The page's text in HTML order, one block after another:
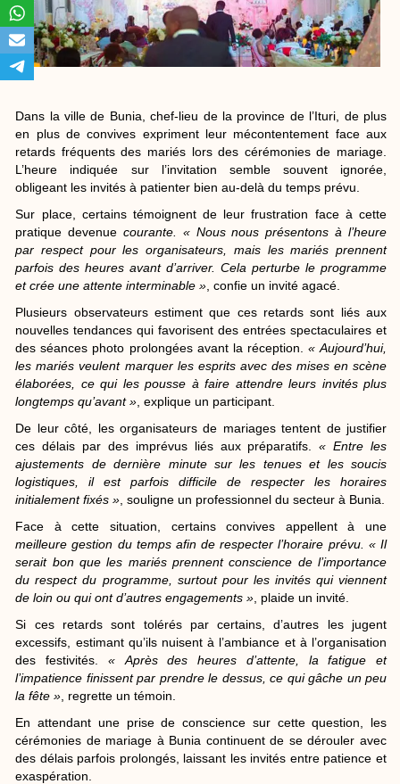
Dans la ville de Bunia, chef-lieu de la province de l’Ituri, de plus
en plus de convives expriment leur mécontentement face aux
retards fréquents des mariés lors des cérémonies de mariage.
L’heure indiquée sur l’invitation semble souvent ignorée,
obligeant les invités à patienter bien au-delà du temps prévu.
Sur place, certains témoignent de leur frustration face à cette
pratique devenue courante. « Nous nous présentons à l’heure
par respect pour les organisateurs, mais les mariés prennent
parfois des heures avant d’arriver. Cela perturbe le programme
et crée une attente interminable » , confie un invité agacé.
Plusieurs observateurs estiment que ces retards sont liés aux
nouvelles tendances qui favorisent des entrées spectaculaires et
des séances photo prolongées avant la réception. « Aujourd’hui,
les mariés veulent marquer les esprits avec des mises en scène
élaborées, ce qui les pousse à faire attendre leurs invités plus
longtemps qu’avant » , explique un participant.
De leur côté, les organisateurs de mariages tentent de justifier
ces délais par des imprévus liés aux préparatifs.« Entre les
ajustements de dernière minute sur les tenues et les soucis
logistiques, il est parfois difficile de respecter les horaires
initialement fixés » , souligne un professionnel du secteur à Bunia.
Face à cette situation, certains convives appellent à une
meilleure gestion du temps afin de respecter l’horaire prévu. « Il
serait bon que les mariés prennent conscience de l’importance
du respect du programme, surtout pour les invités qui viennent
de loin ou qui ont d’autres engagements » , plaide un invité.
Si ces retards sont tolérés par certains, d’autres les jugent
excessifs, estimant qu’ils nuisent à l’ambiance et à l’organisation
des festivités. « Après des heures d’attente, la fatigue et
l’impatience finissent par prendre le dessus, ce qui gâche un peu
la fête » , regrette un témoin.
En attendant une prise de conscience sur cette question, les
cérémonies de mariage à Bunia continuent de se dérouler avec
des délais parfois prolongés, laissant les invités entre patience et
exaspération.